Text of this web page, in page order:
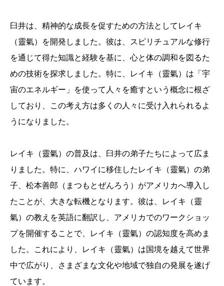
臼井は、精神的な成長を促すための方法としてレイキ
（靈氣）を開発しました。彼は、スピリチュアルな修行
を通じて得た知識と経験を基に、心と体の調和を図るた
めの技術を探求しました。特に、レイキ（靈氣）は「宇
宙のエネルギー」を使って人々を癒すという概念に根ざ
しており、この考え方は多くの人々に受け入れられるよ
うになりました。
レイキ（靈氣）の普及は、臼井の弟子たちによって広ま
りました。特に、ハワイに移住したレイキ（靈氣）の弟
子、松本善郎（まつもとぜんろう）がアメリカへ導入し
たことが、大きな転機となります。彼は、レイキ（靈
氣）の教えを英語に翻訳し、アメリカでのワークショッ
プを開催することで、レイキ（靈氣）の認知度を高めま
した。これにより、レイキ（靈氣）は国境を越えて世界
中で広がり、さまざまな文化や地域で独自の発展を遂げ
ています。